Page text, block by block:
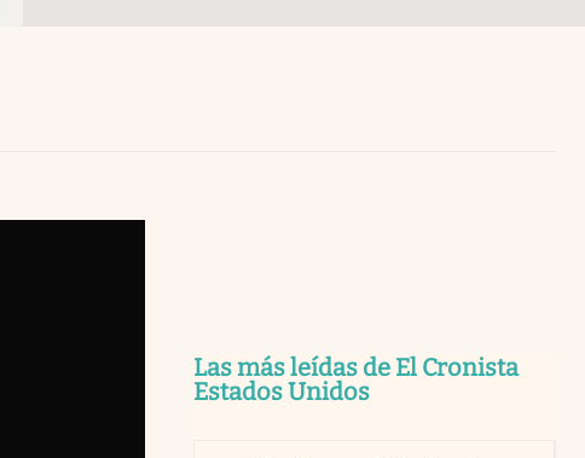
Las más leídas de El Cronista
Estados Unidos